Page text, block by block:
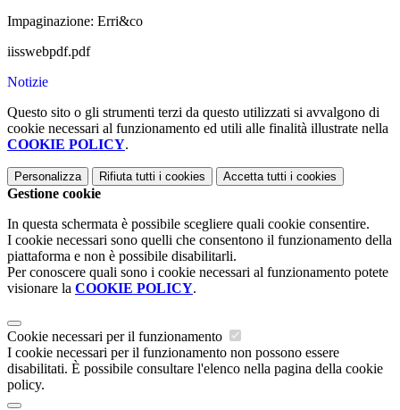
Impaginazione: Erri&co
iisswebpdf.pdf
Notizie
Questo sito o gli strumenti terzi da questo utilizzati si avvalgono di
cookie necessari al funzionamento ed utili alle finalità illustrate nella
COOKIE POLICY.
Personalizza Rifiuta tutti i cookies Accetta tutti i cookies
Gestione cookie
In questa schermata è possibile scegliere quali cookie consentire.
I cookie necessari sono quelli che consentono il funzionamento della
piattaforma e non è possibile disabilitarli.
Per conoscere quali sono i cookie necessari al funzionamento potete
visionare la COOKIE POLICY.
Cookie necessari per il funzionamento
I cookie necessari per il funzionamento non possono essere
disabilitati. È possibile consultare l'elenco nella pagina della cookie
policy.